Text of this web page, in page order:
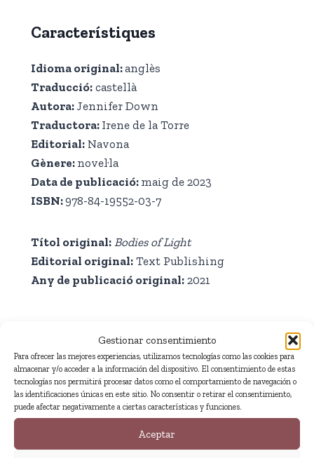
Gestionar consentimiento
Para ofrecer las mejores experiencias, utilizamos tecnologías como las cookies para
almacenar y/o acceder a la información del dispositivo. El consentimiento de estas
tecnologías nos permitirá procesar datos como el comportamiento de navegación o
las identificaciones únicas en este sitio. No consentir o retirar el consentimiento,
puede afectar negativamente a ciertas características y funciones.
Aceptar
Característiques
Idioma original:anglès
Traducció: castellà
Autora: Jennifer Down
Traductora: Irene de la Torre
Editorial: Navona
Gènere: novel·la
Data de publicació: maig de 2023
ISBN:978-84-19552-03-7
Títol original: Bodies of Light
Editorial original: Text Publishing
Any de publicació original: 2021
Extracte
DOVETON, 1975